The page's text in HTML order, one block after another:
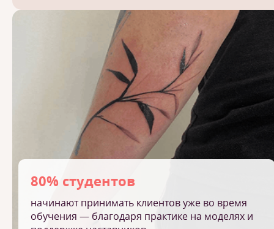
80% студентов
начинают принимать клиентов уже во время
обучения — благодаря практике на моделях и